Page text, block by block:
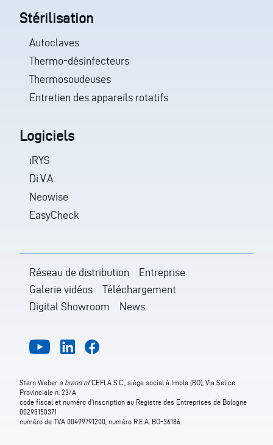
Stérilisation
Autoclaves
Thermo-désinfecteurs
Thermosoudeuses
Entretien des appareils rotatifs
Logiciels
iRYS
Di.V.A.
Neowise
EasyCheck
Réseau de distribution
Entreprise
Galerie vidéos
Téléchargement
Digital Showroom
News
Stern Weber a brand ofCEFLA S.C., siège social à Imola (BO), Via Selice
Provinciale n. 23/A
code fiscal et numéro d'inscription au Registre des Entreprises de Bologne
00293150371
numéro de TVA 00499791200, numéro R.E.A. BO-36186.